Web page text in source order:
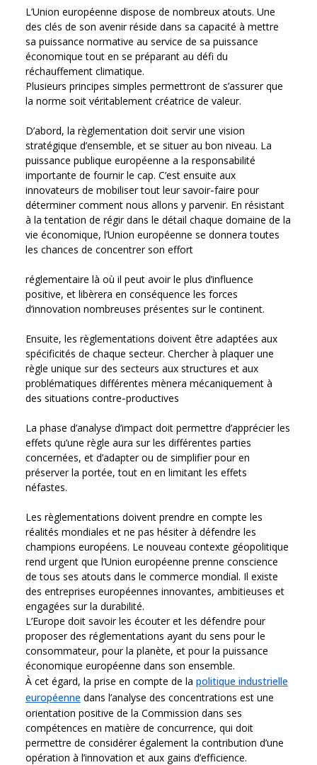
L’Union européenne dispose de nombreux atouts. Une
des clés de son avenir réside dans sa capacité à mettre
sa puissance normative au service de sa puissance
économique tout en se préparant au défi du
réchauffement climatique.
Plusieurs principes simples permettront de s’assurer que
la norme soit véritablement créatrice de valeur.
D’abord, la règlementation doit servir une vision
stratégique d’ensemble, et se situer au bon niveau. La
puissance publique européenne a la responsabilité
importante de fournir le cap. C’est ensuite aux
innovateurs de mobiliser tout leur savoir‑faire pour
déterminer comment nous allons y parvenir. En résistant
à la tentation de régir dans le détail chaque domaine de la
vie économique, l’Union européenne se donnera toutes
les chances de concentrer son effort
réglementaire là où il peut avoir le plus d’influence
positive, et libèrera en conséquence les forces
d’innovation nombreuses présentes sur le continent.
Ensuite, les règlementations doivent être adaptées aux
spécificités de chaque secteur. Chercher à plaquer une
règle unique sur des secteurs aux structures et aux
problématiques différentes mènera mécaniquement à
des situations contre‑productives
La phase d’analyse d’impact doit permettre d’apprécier les
effets qu’une règle aura sur les différentes parties
concernées, et d’adapter ou de simplifier pour en
préserver la portée, tout en en limitant les effets
néfastes.
Les règlementations doivent prendre en compte les
réalités mondiales et ne pas hésiter à défendre les
champions européens. Le nouveau contexte géopolitique
rend urgent que l’Union européenne prenne conscience
de tous ses atouts dans le commerce mondial. Il existe
des entreprises européennes innovantes, ambitieuses et
engagées sur la durabilité.
L’Europe doit savoir les écouter et les défendre pour
proposer des réglementations ayant du sens pour le
consommateur, pour la planète, et pour la puissance
économique européenne dans son ensemble.
À cet égard, la prise en compte de la politique industrielle
européenne dans l’analyse des concentrations est une
orientation positive de la Commission dans ses
compétences en matière de concurrence, qui doit
permettre de considérer également la contribution d’une
opération à l’innovation et aux gains d’efficience.